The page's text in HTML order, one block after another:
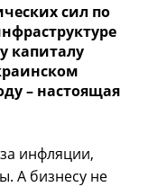
сил по
капиталу
– настоящая
инфляции,
А бизнесу не